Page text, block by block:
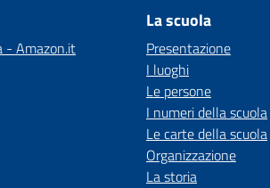
- Amazon.it
La scuola
Presentazione
I luoghi
Le persone
I numeri della scuola
Le carte della scuola
Organizzazione
La storia